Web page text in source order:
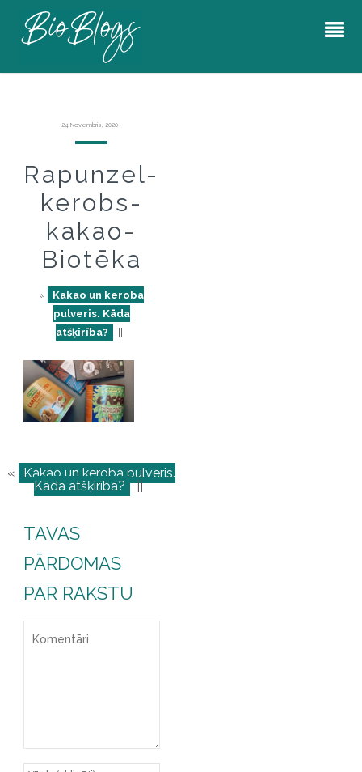
24 Novembris, 2020
Rapunzel-
kerobs-
kakao-
Biotēka
«
Kakao un keroba
pulveris. Kāda
atšķirība?
«
Kakao un keroba pulveris.
Kāda atšķirība? ||
TAVAS
PĀRDOMAS
PAR RAKSTU